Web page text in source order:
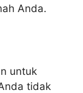
Anda.
untuk
tidak